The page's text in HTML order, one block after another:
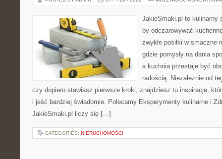
JakieSmaki.pl to kulinarny
by odczarowywać
zwykłe posiłki w smaczne
gdzie pomysły na dania
a kuchnia przestaje być
radością. Niezależnie od
czy dopiero stawiasz pierwsze kroki, znajdziesz tu inspiracje,
i jeść bardziej świadomie. Polecamy Eksperymenty kulinarne i
JakieSmaki.pl liczy się […]
CATEGORIES: NIERUCHOMOŚCI